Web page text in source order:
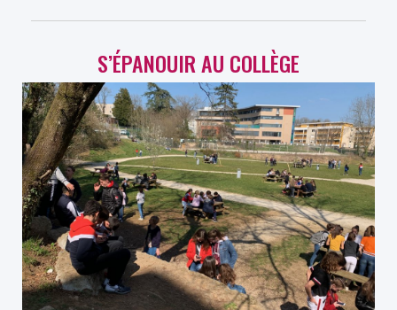
S’ÉPANOUIR AU COLLÈGE